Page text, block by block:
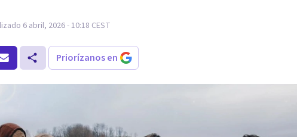
6 abril, 2026 - 10:18 CEST
Priorízanos en